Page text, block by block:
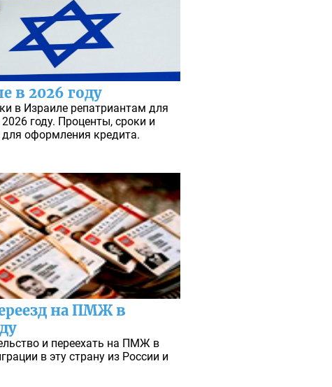
в 2026 году
в Израиле репатриантам для
году. Проценты, сроки и
оформления кредита.
на ПМЖ в
и переехать на ПМЖ в
в эту страну из России и